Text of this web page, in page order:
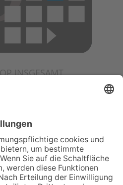
INSGESAMT
Musiker erringen Sieg
Mendelssohn-
Aberystwyth feiert